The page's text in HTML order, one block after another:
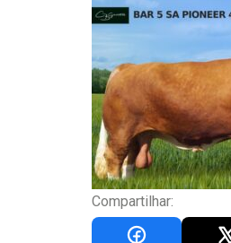
Compartilhar: